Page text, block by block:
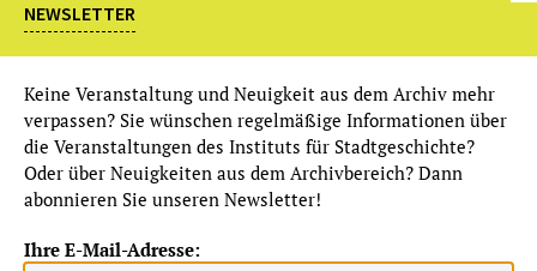
PROPHETEN, MÖNCHE, KÖNIGE
RATGEBS WANDBILDER IM KARMELITERKLOSTER
ÖFFENTLICHE FÜHRUNGEN
durch die Dauerausstellung „Wandbilder“
NEWSLETTER
Keine Veranstaltung und Neuigkeit aus dem Archiv mehr
verpassen? Sie wünschen regelmäßige Informationen über
die Veranstaltungen des Instituts für Stadtgeschichte?
Oder über Neuigkeiten aus dem Archivbereich? Dann
abonnieren Sie unseren Newsletter!
Ihre E-Mail-Adresse: